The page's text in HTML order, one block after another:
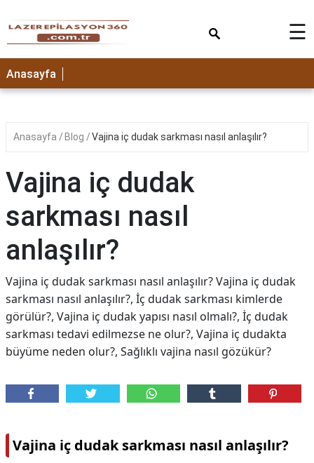
☰
Anasayfa
Anasayfa Blog Vajina iç dudak sarkması nasıl anlaşılır?
Vajina iç dudak
sarkması nasıl
anlaşılır?
Vajina iç dudak sarkması nasıl anlaşılır? Vajina iç dudak
sarkması nasıl anlaşılır?, İç dudak sarkması kimlerde
görülür?, Vajina iç dudak yapısı nasıl olmalı?, İç dudak
sarkması tedavi edilmezse ne olur?, Vajina iç dudakta
büyüme neden olur?, Sağlıklı vajina nasıl gözükür?
Vajina iç dudak sarkması nasıl anlaşılır?